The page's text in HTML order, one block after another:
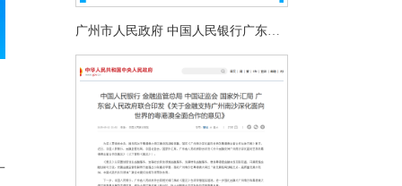
广州市人民政府 中国人民银行广东省
局 中国证券监督管理委员会广东监管
局 国家外汇管理局广东省分局关于印
发贯彻落实金融支持广州南沙深化面
向世界的粤港澳全面合作的意见实施